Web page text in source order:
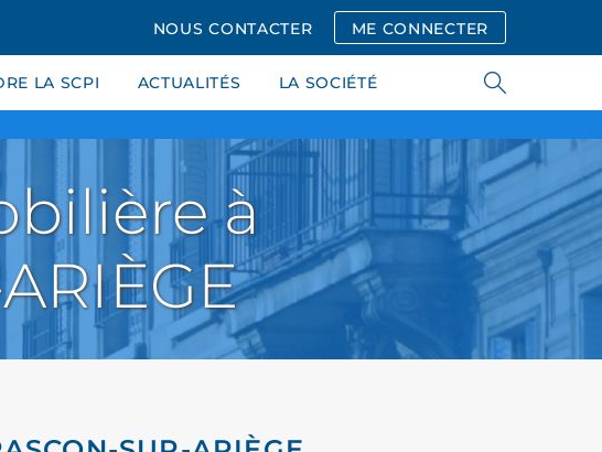
NOUS CONTACTER ME CONNECTER
LA SCPI ACTUALITÉS LA SOCIÉTÉ
à